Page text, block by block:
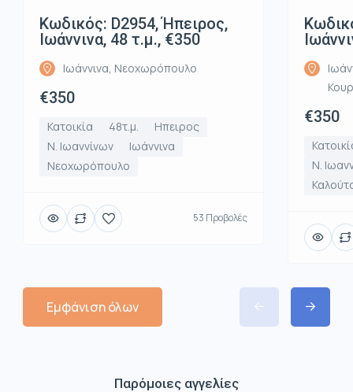
Κωδικός: D2954, Ήπειρος,
Ιωάννινα, 48 τ.μ., €350
Ιωάννινα, Νεοχωρόπουλο
€350
Κατοικία 48τ.μ.
Ηπειρος
Ν. Ιωαννίνων
Ιωάννινα
Νεοχωρόπουλο
53 Προβολές
€350
Ν.
Εμφάνιση όλων
Παρόμοιες αγγελίες